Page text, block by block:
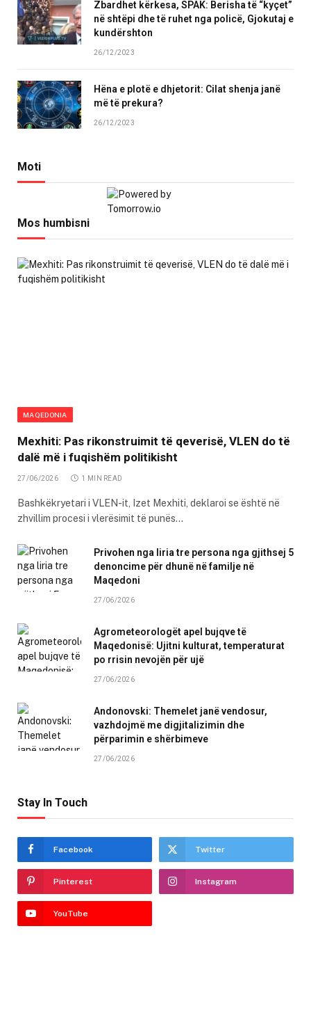
Zbardhet kërkesa, SPAK: Berisha të “kyçet”
në shtëpi dhe të ruhet nga policë, Gjokutaj e
kundërshton
26/12/2023
Hëna e plotë e dhjetorit: Cilat shenja janë
më të prekura?
26/12/2023
Moti
Mos humbisni
MAQEDONIA
Mexhiti: Pas rikonstruimit të qeverisë, VLEN do të
dalë më i fuqishëm politikisht
27/06/2026 1 MIN READ
Bashkëkryetari i VLEN-it, Izet Mexhiti, deklaroi se është në
zhvillim procesi i vlerësimit të punës…
Privohen nga liria tre persona nga gjithsej 5
denoncime për dhunë në familje në
Maqedoni
27/06/2026
Agrometeorologët apel bujqve të
Maqedonisë: Ujitni kulturat, temperaturat
po rrisin nevojën për ujë
27/06/2026
Andonovski: Themelet janë vendosur,
vazhdojmë me digjitalizimin dhe
përparimin e shërbimeve
27/06/2026
Stay In Touch
Facebook Twitter
Pinterest Instagram
YouTube